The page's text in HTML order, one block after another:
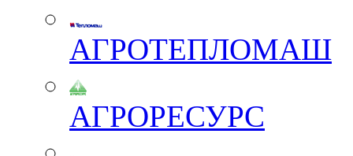
АГРОТЕПЛОМАШ
АГРОРЕСУРС